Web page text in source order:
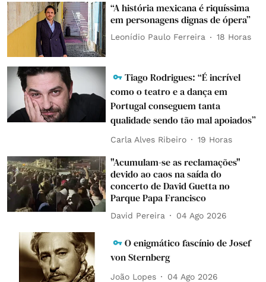
“A história mexicana é riquíssima
em personagens dignas de ópera”
Leonídio Paulo Ferreira 18 Horas
Tiago Rodrigues: “É incrível
como o teatro e a dança em
Portugal conseguem tanta
qualidade sendo tão mal apoiados”
Carla Alves Ribeiro 19 Horas
"Acumulam-se as reclamações"
devido ao caos na saída do
concerto de David Guetta no
Parque Papa Francisco
David Pereira 04 Ago 2026
O enigmático fascínio de Josef
von Sternberg
João Lopes 04 Ago 2026